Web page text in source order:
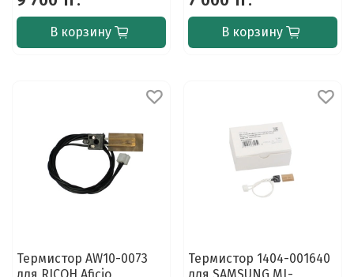
В корзину В корзину
Термистор AW10-0073
Термистор 1404-001640